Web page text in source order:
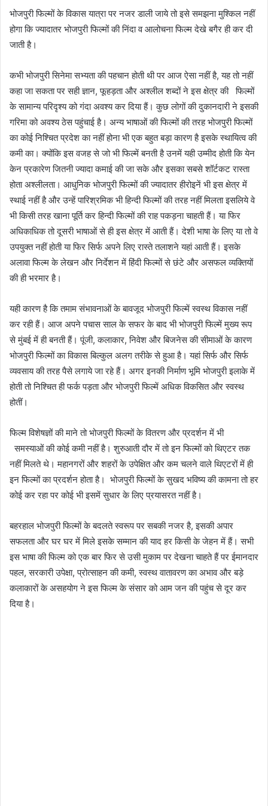
भोजपुरी फिल्मों के विकास यात्रा पर नजर डाली जाये तो इसे समझना मुश्किल नहीं
होगा कि ज्यादातर भोजपुरी फिल्मों की निंदा व आलोचना फिल्म देखे बगैर ही कर दी
जाती है।
कभी भोजपुरी सिनेमा सभ्यता की पहचान होती थी पर आज ऐसा नहीं है, यह तो नहीं
कहा जा सकता पर सही ज्ञान, फूहड़ता और अश्लील शब्दों ने इस क्षेत्र की फिल्मों
के सामान्य परिदृश्य को गंदा अवश्य कर दिया हैं। कुछ लोगों की दुकानदारी ने इसकी
गरिमा को अवश्य ठेस पहुंचाई है। अन्य भाषाओं की फिल्मों की तरह भोजपुरी फिल्मों
का कोई निश्चित प्रदेश का नहीं होना भी एक बहुत बड़ा कारण है इसके स्थायित्व की
कमी का। क्योंकि इस वजह से जो भी फिल्में बनती है उनमें यही उम्मीद होती कि येन
केन प्रकारेण जितनी ज्यादा कमाई की जा सके और इसका सबसे शॉर्टकट रास्ता
होता अश्लीलता। आधुनिक भोजपुरी फिल्मों की ज्यादातर हीरोइनें भी इस क्षेत्र में
स्थाई नहीं है और उन्हें पारिश्रमिक भी हिन्दी फिल्मों की तरह नहीं मिलता इसलिये वे
भी किसी तरह खाना पूर्ति कर हिन्दी फिल्मों की राह पकड़ना चाहती हैं। या फिर
अधिकाधिक तो दूसरी भाषाओं से ही इस क्षेत्र में आती हैं। देशी भाषा के लिए या तो वे
उपयुक्त नहीं होती या फिर सिर्फ अपने लिए रास्ते तलाशने यहां आती हैं। इसके
अलावा फिल्म के लेखन और निर्देशन में हिंदी फिल्मों से छंटे और असफल व्यक्तियों
की ही भरमार है।
यही कारण है कि तमाम संभावनाओं के बावजूद भोजपुरी फिल्में स्वस्थ विकास नहीं
कर रही हैं। आज अपने पचास साल के सफर के बाद भी भोजपुरी फिल्में मुख्य रूप
से मुंबई में ही बनती हैं। पूंजी, कलाकार, निवेश और बिजनेस की सीमाओं के कारण
भोजपुरी फिल्मों का विकास बिल्कुल अलग तरीके से हुआ है। यहां सिर्फ और सिर्फ
व्यवसाय की तरह पैसे लगाये जा रहे हैं। अगर इनकी निर्माण भूमि भोजपुरी इलाके में
होती तो निश्चित ही फर्क पड़ता और भोजपुरी फिल्में अधिक विकसित और स्वस्थ
होतीं।
फिल्म विशेषज्ञों की माने तो भोजपुरी फिल्मों के वितरण और प्रदर्शन में भी
समस्याओं की कोई कमी नहीं है। शुरुआती दौर में तो इन फिल्मों को थिएटर तक
नहीं मिलते थे। महानगरों और शहरों के उपेक्षित और कम चलने वाले थिएटरों में ही
इन फिल्मों का प्रदर्शन होता है। भोजपुरी फिल्मों के सुखद भविष्य की कामना तो हर
कोई कर रहा पर कोई भी इसमें सुधार के लिए प्रयासरत नहीं है।
बहरहाल भोजपुरी फिल्मों के बदलते स्वरूप पर सबकी नजर है, इसकी अपार
सफलता और घर घर में मिले इसके सम्मान की याद हर किसी के जेहन में हैं। सभी
इस भाषा की फिल्म को एक बार फिर से उसी मुकाम पर देखना चाहते हैं पर ईमानदार
पहल, सरकारी उपेक्षा, प्रोत्साहन की कमी, स्वस्थ वातावरण का अभाव और बड़े
कलाकारों के असहयोग ने इस फिल्म के संसार को आम जन की पहुंच से दूर कर
दिया है।